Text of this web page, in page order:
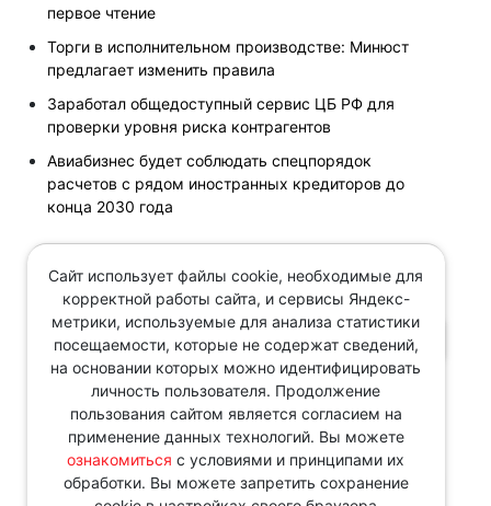
первое чтение
Торги в исполнительном производстве: Минюст
предлагает изменить правила
Заработал общедоступный сервис ЦБ РФ для
проверки уровня риска контрагентов
Авиабизнес будет соблюдать спецпорядок
расчетов с рядом иностранных кредиторов до
конца 2030 года
Поиск по новостям
ПОИСК
Поиск за период с
по
ПОИСК
Сайт использует файлы cookie, необходимые для
корректной работы сайта, и сервисы Яндекс-
метрики, используемые для анализа статистики
посещаемости, которые не содержат сведений,
на основании которых можно идентифицировать
личность пользователя. Продолжение
пользования сайтом является согласием на
применение данных технологий. Вы можете
ознакомиться с условиями и принципами их
обработки. Вы можете запретить сохранение